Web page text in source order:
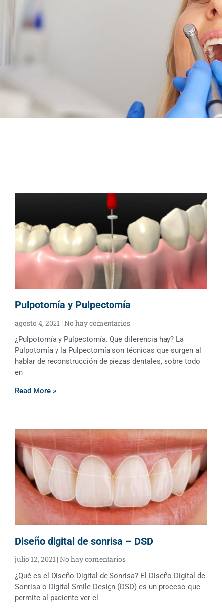
Pulpotomía y Pulpectomía
agosto 4, 2021 No hay comentarios
¿Pulpotomía y Pulpectomía. Que diferencia hay? La
Pulpotomía y la Pulpectomía son técnicas que surgen al
hablar de reconstrucción de piezas dentales, sobre todo
en
Read More »
Diseño digital de sonrisa – DSD
julio 12, 2021 No hay comentarios
¿Qué es el Diseño Digital de Sonrisa? El Diseño Digital de
Sonrisa o Digital Smile Design (DSD) es un proceso que
permite al paciente ver el